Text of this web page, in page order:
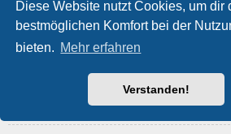
Diese Website nutzt Cookies, um dir
bestmöglichen Komfort bei der
bieten. Mehr erfahren
Verstanden!
enthielt zu viele gängige Wörter, welche
indiziert werden. Stelle eine
die Optionen, die dir die erweiterte
es natürlich auch möglich, dass
Rechtschreibung der Begriffe!